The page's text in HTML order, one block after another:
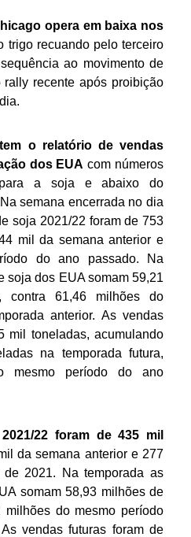
opera em baixa nos
trigo recuando pelo terceiro
ao movimento de
recente após proibição
o relatório de vendas
dos EUA com números
a soja e abaixo do
semana encerrada no dia
soja 2021/22 foram de 753
mil da semana anterior e
do ano passado. Na
soja dos EUA somam 59,21
contra 61,46 milhões do
anterior. As vendas
mil toneladas, acumulando
na temporada futura,
mesmo período do ano
22 foram de 435 mil
da semana anterior e 277
2021. Na temporada as
somam 58,93 milhões de
milhões do mesmo período
vendas futuras foram de